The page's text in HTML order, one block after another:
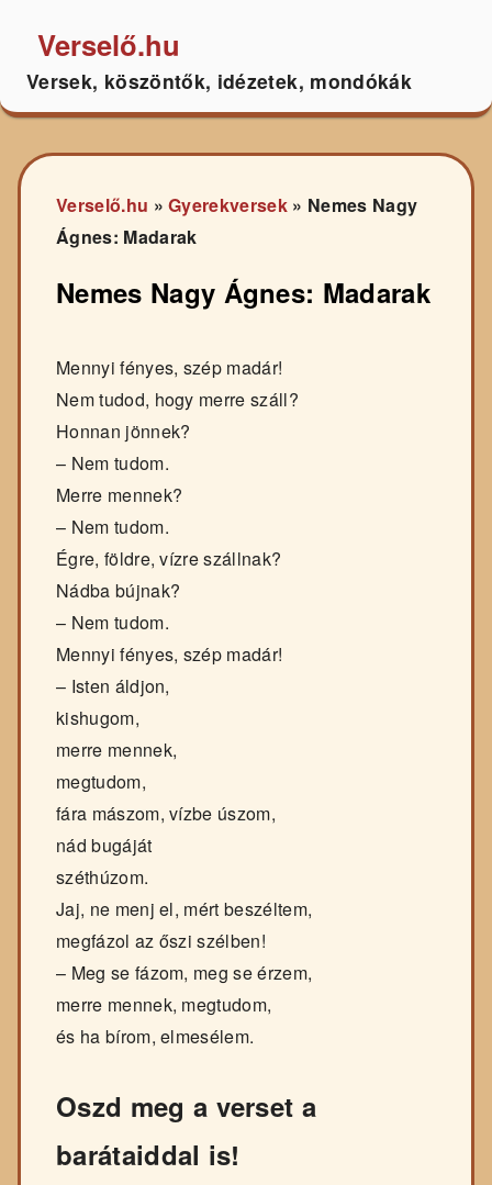
Verselő.hu
Versek, köszöntők, idézetek, mondókák
Verselő.hu »Gyerekversek » Nemes Nagy
Ágnes: Madarak
Nemes Nagy Ágnes: Madarak
Mennyi fényes, szép madár!
Nem tudod, hogy merre száll?
Honnan jönnek?
– Nem tudom.
Merre mennek?
– Nem tudom.
Égre, földre, vízre szállnak?
Nádba bújnak?
– Nem tudom.
Mennyi fényes, szép madár!
– Isten áldjon,
kishugom,
merre mennek,
megtudom,
fára mászom, vízbe úszom,
nád bugáját
széthúzom.
Jaj, ne menj el, mért beszéltem,
megfázol az őszi szélben!
– Meg se fázom, meg se érzem,
merre mennek, megtudom,
és ha bírom, elmesélem.
Oszd meg a verset a
barátaiddal is!